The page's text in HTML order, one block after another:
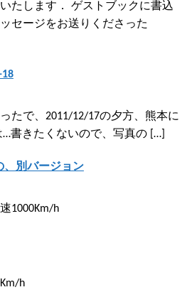
たします． ゲストブックに書込
セージをお送りくださった
たで、2011/12/17の夕方、熊本に
書きたくないので、写真の […]
、別バージョン
1000Km/h
h